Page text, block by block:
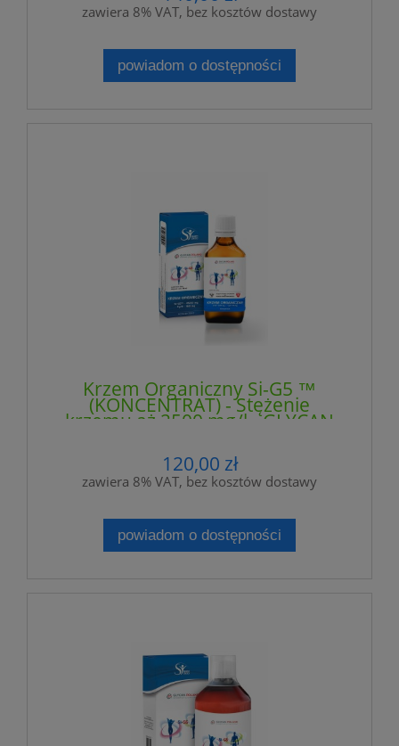
zawiera 8% VAT, bez kosztów dostawy
powiadom o dostępności
Krzem Organiczny Si-G5 ™
(KONCENTRAT) - Stężenie
krzemu aż 2500 mg/l - GLYCAN
120,00 zł
zawiera 8% VAT, bez kosztów dostawy
powiadom o dostępności